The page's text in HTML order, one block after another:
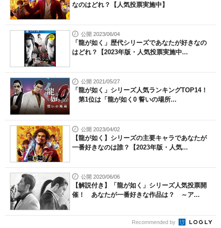
なのはどれ？【人気投票実施中】
公開 2023/06/04
「龍が如く」歴代シリーズであなたが好きなの
はどれ？【2023年版・人気投票実施中...
公開 2021/05/27
「龍が如く」シリーズ人気ランキングTOP14！
第1位は「龍が如く0 誓いの場所...
公開 2023/04/02
【龍が如く】シリーズの主要キャラであなたが
一番好きなのは誰？【2023年版・人気...
公開 2020/06/06
【解説付き】「龍が如く」シリーズ人気投票開
催！ あなたが一番好きな作品は？ ～ア...
Recommended by